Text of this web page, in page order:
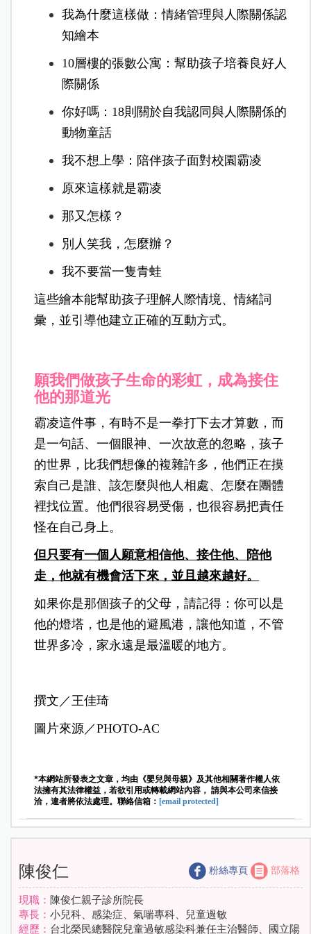
我為什麼這樣做：情緒管理與人際關係認
知繪本
10層樓的張數公寓：幫助孩子培養良好人
際關係
你好嗎：18則關於自我認同與人際關係的
動物童話
我不想上學：陪伴孩子面對校園霸凌
原來這樣就是霸凌
那又怎樣？
別人笑我，怎麼辦？
我不要當一隻青蛙
這些繪本能幫助孩子理解人際情境、情緒詞
彙，並引導他建立正確的互動方式。
願我們做孩子生命的彩虹，成為接住
他的那道光
霸凌這件事，有時不是一拳打下去才算數，而
是一句話、一個眼神、一次故意的忽略，孩子
的世界，比我們想像的複雜許多，他們正在摸
索自己是誰、該怎麼與他人相處、怎麼在團體
裡找位置。他們很容易受傷，也很容易把責任
怪在自己身上。
但只要有一個人願意相信他、接住他、陪他
走，他就有機會活下來，並且越來越好。
如果你是那個孩子的父母，請記得：你可以是
他的燈塔，也是他的避風港，讓他知道，不管
世界多冷，家永遠是最溫暖的地方。
撰文／王佳琦
圖片來源／PHOTO-AC
*本網站所發表之文章，均由《嬰兒與母親》及其他相關著作權人依
法擁有其法律權益，若欲引用或轉載網站內容， 請與本公司來信接
洽，違者將依法處理。聯絡信箱： [email protected]
陳俊仁 粉絲專頁 部落格
現職： 陳俊仁親子診所院長
專長： 小兒科、感染症、氣喘專科、兒童過敏
經歷： 台北榮民總醫院兒童過敏感染科兼任主治醫師、國立陽